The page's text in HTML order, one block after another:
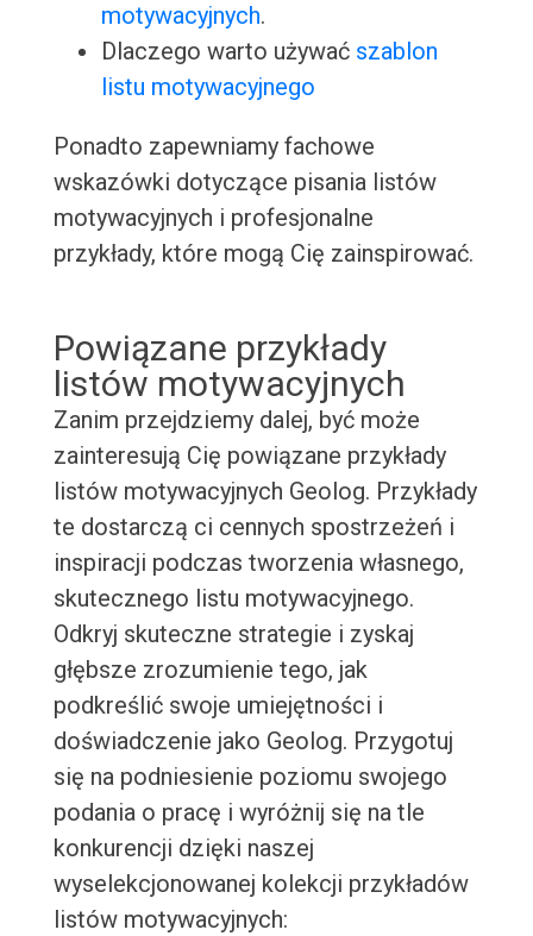
motywacyjnych.
Dlaczego warto używać szablon
listu motywacyjnego
Ponadto zapewniamy fachowe
wskazówki dotyczące pisania listów
motywacyjnych i profesjonalne
przykłady, które mogą Cię zainspirować.
Powiązane przykłady
listów motywacyjnych
Zanim przejdziemy dalej, być może
zainteresują Cię powiązane przykłady
listów motywacyjnych Geolog. Przykłady
te dostarczą ci cennych spostrzeżeń i
inspiracji podczas tworzenia własnego,
skutecznego listu motywacyjnego.
Odkryj skuteczne strategie i zyskaj
głębsze zrozumienie tego, jak
podkreślić swoje umiejętności i
doświadczenie jako Geolog. Przygotuj
się na podniesienie poziomu swojego
podania o pracę i wyróżnij się na tle
konkurencji dzięki naszej
wyselekcjonowanej kolekcji przykładów
listów motywacyjnych: